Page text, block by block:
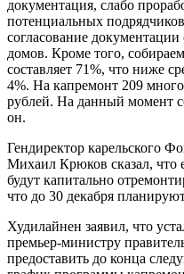
документация, слабо
потенциальных
согласование
домов. Кроме того,
составляет 71%, что ниже
4%. На капремонт 209
рублей. На данный момент
он.
Гендиректор карельского
Михаил Крюков сказал, что
будут капитально
что до 30 декабря
Худилайнен заявил, что
премьер-министру
предоставить до конца